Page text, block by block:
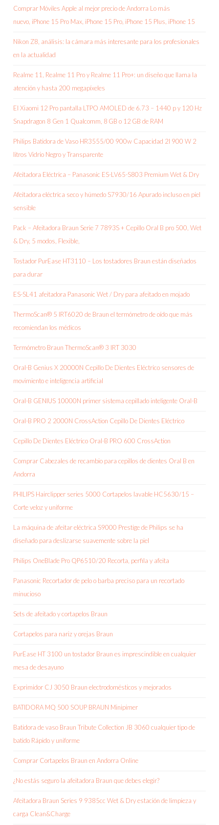
Comprar Móviles Apple al mejor precio de Andorra Lo más
nuevo, iPhone 15 Pro Max, iPhone 15 Pro, iPhone 15 Plus, iPhone 15
Nikon Z8, análisis: la cámara más interesante para los profesionales
en la actualidad
Realme 11, Realme 11 Pro y Realme 11 Pro+: un diseño que llama la
atención y hasta 200 megapíxeles
El Xiaomi 12 Pro pantalla LTPO AMOLED de 6.73 – 1440 p y 120 Hz
Snapdragon 8 Gen 1 Qualcomm, 8 GB o 12 GB de RAM
Philips Batidora de Vaso HR3555/00 900w Capacidad 2l 900 W 2
litros Vidrio Negro y Transparente
Afeitadora Eléctrica – Panasonic ES-LV65-S803 Premium Wet & Dry
Afeitadora eléctrica seco y húmedo S7930/16 Apurado incluso en piel
sensible
Pack – Afeitadora Braun Serie 7 7893S + Cepillo Oral B pro 500, Wet
& Dry, 5 modos, Flexible,
Tostador PurEase HT3110 – Los tostadores Braun están diseñados
para durar
ES-SL41 afeitadora Panasonic Wet / Dry para afeitado en mojado
ThermoScan® 5 IRT6020 de Braun el termómetro de oído que más
recomiendan los médicos
Termómetro Braun ThermoScan® 3 IRT 3030
Oral-B Genius X 20000N Cepillo De Dientes Eléctrico sensores de
movimiento e inteligencia artificial
Oral-B GENIUS 10000N primer sistema cepillado inteligente Oral-B
Oral-B PRO 2 2000N CrossAction Cepillo De Dientes Eléctrico
Cepillo De Dientes Eléctrico Oral-B PRO 600 CrossAction
Comprar Cabezales de recambio para cepillos de dientes Oral B en
Andorra
PHILIPS Hairclipper series 5000 Cortapelos lavable HC5630/15 –
Corte veloz y uniforme
La máquina de afeitar eléctrica S9000 Prestige de Philips se ha
diseñado para deslizarse suavemente sobre la piel
Philips OneBlade Pro QP6510/20 Recorta, perfila y afeita
Panasonic Recortador de pelo o barba preciso para un recortado
minucioso
Sets de afeitado y cortapelos Braun
Cortapelos para nariz y orejas Braun
PurEase HT 3100 un tostador Braun es imprescindible en cualquier
mesa de desayuno
Exprimidor CJ 3050 Braun electrodomésticos y mejorados
BATIDORA MQ 500 SOUP BRAUN Minipimer
Batidora de vaso Braun Tribute Collection JB 3060 cualquier tipo de
batido Rápido y uniforme
Comprar Cortapelos Braun en Andorra Online
¿No estás seguro la afeitadora Braun que debes elegir?
Afeitadora Braun Series 9 9385cc Wet & Dry estación de limpieza y
carga Clean&Charge